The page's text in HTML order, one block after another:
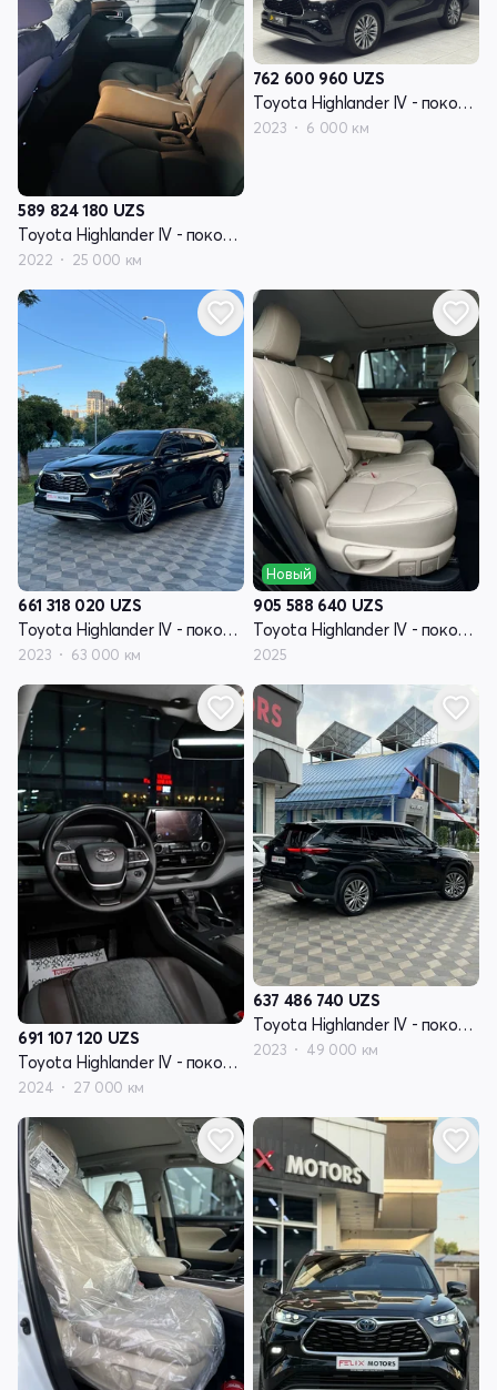
589 824 180 UZS
Toyota Highlander IV - поколение (U70)
2022 25 000 км
762 600 960 UZS
Toyota Highlander IV - поколение (U70)
2023 6 000 км
661 318 020 UZS
Toyota Highlander IV - поколение (U70)
2023 63 000 км
Новый
905 588 640 UZS
Toyota Highlander IV - поколение (U70)
2025
691 107 120 UZS
Toyota Highlander IV - поколение (U70)
2024 27 000 км
637 486 740 UZS
Toyota Highlander IV - поколение (U70)
2023 49 000 км